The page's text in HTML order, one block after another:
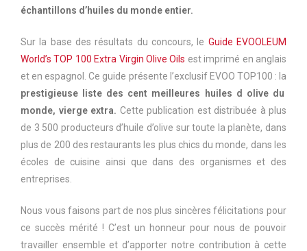
échantillons d’huiles du monde entier.
Sur la base des résultats du concours, le Guide EVOOLEUM
World’s TOP 100 Extra Virgin Olive Oils est imprimé en anglais
et en espagnol. Ce guide présente l’exclusif EVOO TOP100 : la
prestigieuse liste des cent meilleures huiles d olive du
monde, vierge extra. Cette publication est distribuée à plus
de 3 500 producteurs d’huile d’olive sur toute la planète, dans
plus de 200 des restaurants les plus chics du monde, dans les
écoles de cuisine ainsi que dans des organismes et des
entreprises.
Nous vous faisons part de nos plus sincères félicitations pour
ce succès mérité ! C’est un honneur pour nous de pouvoir
travailler ensemble et d’apporter notre contribution à cette